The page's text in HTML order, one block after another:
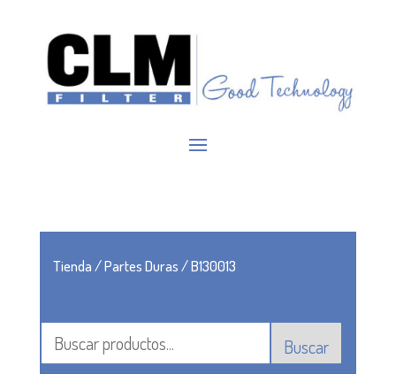
Tienda/Partes Duras/ B130013
Buscar